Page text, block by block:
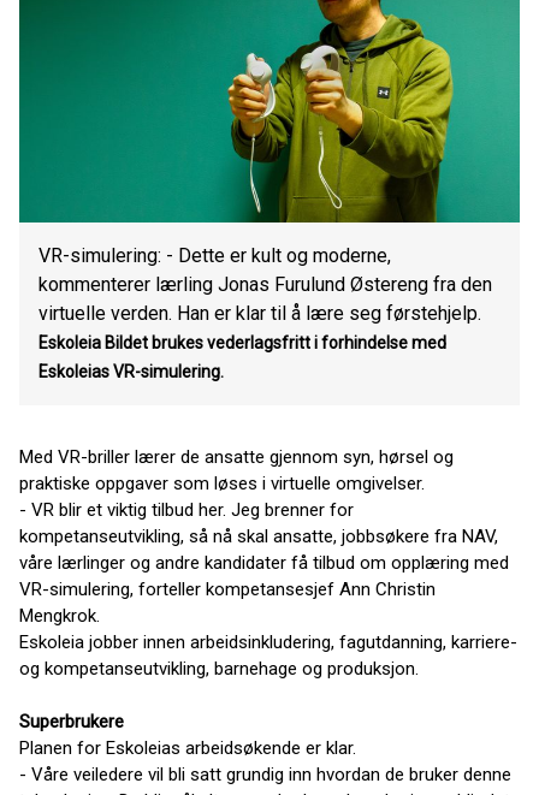
VR-simulering: - Dette er kult og moderne,
kommenterer lærling Jonas Furulund Østereng fra den
virtuelle verden. Han er klar til å lære seg førstehjelp.
Eskoleia Bildet brukes vederlagsfritt i forhindelse med
Eskoleias VR-simulering.
Med VR-briller lærer de ansatte gjennom syn, hørsel og
praktiske oppgaver som løses i virtuelle omgivelser.
- VR blir et viktig tilbud her. Jeg brenner for
kompetanseutvikling, så nå skal ansatte, jobbsøkere fra NAV,
våre lærlinger og andre kandidater få tilbud om opplæring med
VR-simulering, forteller kompetansesjef Ann Christin
Mengkrok.
Eskoleia jobber innen arbeidsinkludering, fagutdanning, karriere-
og kompetanseutvikling, barnehage og produksjon.
Superbrukere
Planen for Eskoleias arbeidsøkende er klar.
- Våre veiledere vil bli satt grundig inn hvordan de bruker denne